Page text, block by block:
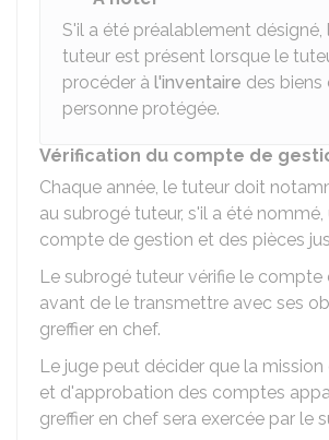
S'il a été préalablement désigné,
tuteur est présent lorsque le
procéder à l'inventaire des biens
personne protégée.
Vérification du compte de
Chaque année, le tuteur doit
au subrogé tuteur, s'il a été
compte de gestion et des pièces
Le subrogé tuteur vérifie le compte
avant de le transmettre avec ses
greffier en chef.
Le juge peut décider que la
et d'approbation des comptes
greffier en chef sera exercée par le